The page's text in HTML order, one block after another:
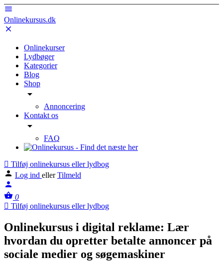
Onlinekursus.dk
Onlinekurser
Lydbøger
Kategorier
Blog
Shop
Annoncering
Kontakt os
FAQ
Tilføj onlinekursus eller lydbog
Log ind eller Tilmeld
0
Tilføj onlinekursus eller lydbog
Onlinekursus i digital reklame: Lær
hvordan du opretter betalte annoncer på
sociale medier og søgemaskiner